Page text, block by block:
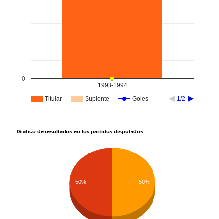
Titular Suplente Goles 1/2
1993-1994
0
Grafico de resultados en los partidos disputados
50% 50%